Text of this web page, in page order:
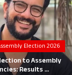
Election 2026
to Assembly
Results ...